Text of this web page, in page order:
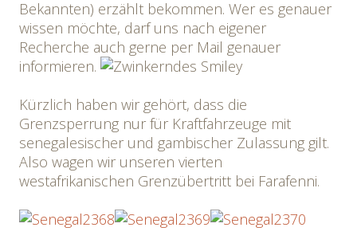
Bekannten) erzählt bekommen. Wer es genauer
wissen möchte, darf uns nach eigener
Recherche auch gerne per Mail genauer
informieren.
Kürzlich haben wir gehört, dass die
Grenzsperrung nur für Kraftfahrzeuge mit
senegalesischer und gambischer Zulassung gilt.
Also wagen wir unseren vierten
westafrikanischen Grenzübertritt bei Farafenni.